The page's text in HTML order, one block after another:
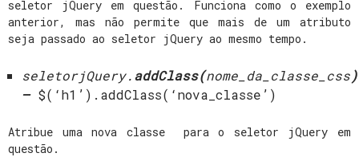
seletor jQuery em questão. Funciona como o exemplo
anterior, mas não permite que mais de um atributo
seja passado ao seletor jQuery ao mesmo tempo.
seletorjQuery.addClass(nome_da_classe_css )
– $(‘h1’).addClass(‘nova_classe’)
Atribue uma nova classe para o seletor jQuery em
questão.